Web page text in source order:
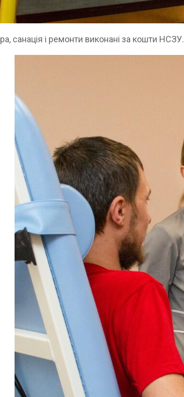
санація і ремонти виконані за кошти НСЗУ.